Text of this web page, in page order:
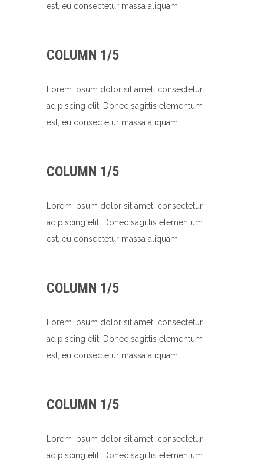
est, eu consectetur massa aliquam
COLUMN 1/5
Lorem ipsum dolor sit amet, consectetur
adipiscing elit. Donec sagittis elementum
est, eu consectetur massa aliquam
COLUMN 1/5
Lorem ipsum dolor sit amet, consectetur
adipiscing elit. Donec sagittis elementum
est, eu consectetur massa aliquam
COLUMN 1/5
Lorem ipsum dolor sit amet, consectetur
adipiscing elit. Donec sagittis elementum
est, eu consectetur massa aliquam
COLUMN 1/5
Lorem ipsum dolor sit amet, consectetur
adipiscing elit. Donec sagittis elementum